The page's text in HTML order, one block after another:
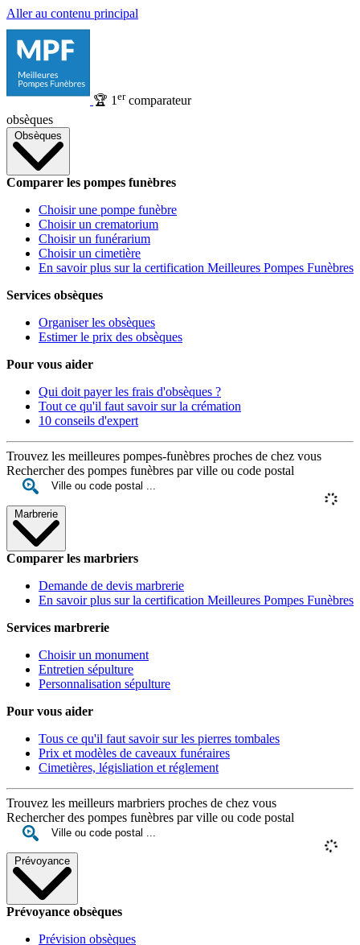
Aller au contenu principal
🏆 1 ercomparateur
obsèques
Obsèques
Comparer les pompes funèbres
Choisir une pompe funèbre
Choisir un crematorium
Choisir un funérarium
Choisir un cimetière
En savoir plus sur la certification Meilleures Pompes Funèbres
Services obsèques
Organiser les obsèques
Estimer le prix des obsèques
Pour vous aider
Qui doit payer les frais d'obsèques ?
Tout ce qu'il faut savoir sur la crémation
10 conseils d'expert
Trouvez les meilleures pompes-funèbres proches de chez vous
Rechercher des pompes funèbres par ville ou code postal
Marbrerie
Comparer les marbriers
Demande de devis marbrerie
En savoir plus sur la certification Meilleures Pompes Funèbres
Services marbrerie
Choisir un monument
Entretien sépulture
Personnalisation sépulture
Pour vous aider
Tous ce qu'il faut savoir sur les pierres tombales
Prix et modèles de caveaux funéraires
Cimetières, législiation et réglement
Trouvez les meilleurs marbriers proches de chez vous
Rechercher des pompes funèbres par ville ou code postal
Prévoyance
Prévoyance obsèques
Prévision obsèques